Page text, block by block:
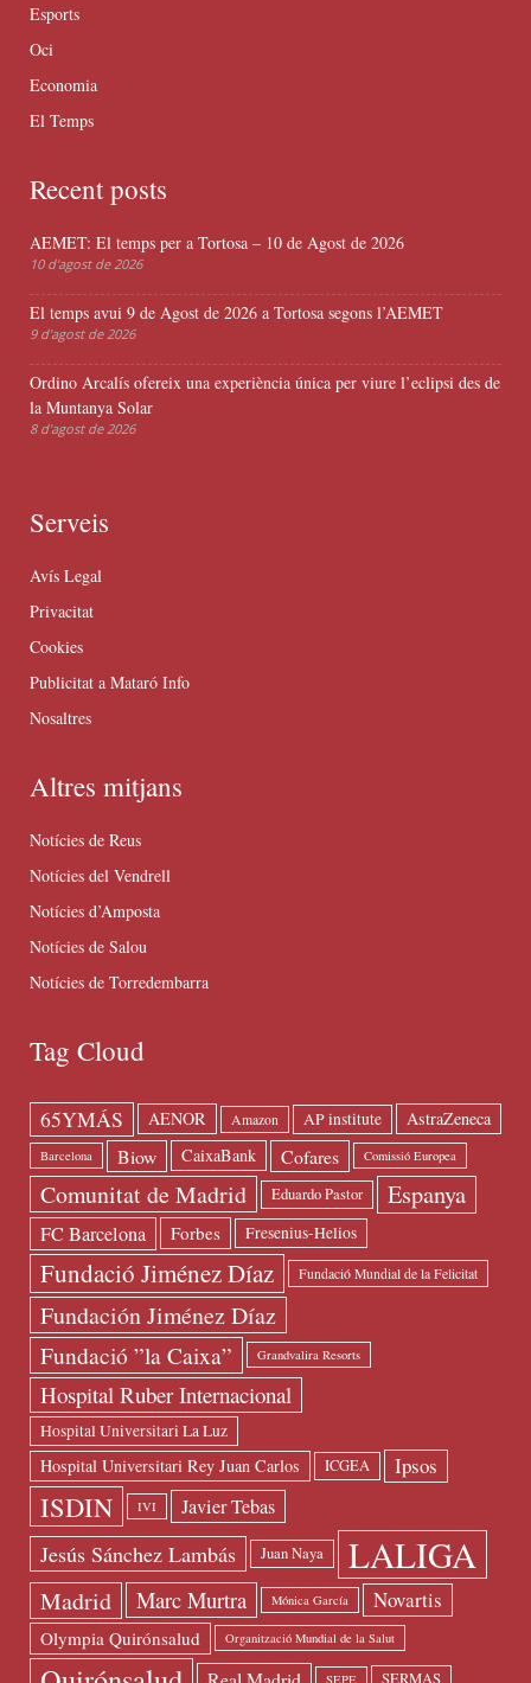
Esports
Oci
Economia
El Temps
Recent posts
AEMET: El temps per a Tortosa – 10 de Agost de 2026
10 d'agost de 2026
El temps avui 9 de Agost de 2026 a Tortosa segons l’AEMET
9 d'agost de 2026
Ordino Arcalís ofereix una experiència única per viure l’eclipsi des de
la Muntanya Solar
8 d'agost de 2026
Serveis
Avís Legal
Privacitat
Cookies
Publicitat a Mataró Info
Nosaltres
Altres mitjans
Notícies de Reus
Notícies del Vendrell
Notícies d’Amposta
Notícies de Salou
Notícies de Torredembarra
Tag Cloud
65YMÁS AENOR Amazon AP institute AstraZeneca
Barcelona Biow CaixaBank Cofares Comissió Europea
Comunitat de Madrid Eduardo Pastor Espanya
FC Barcelona Forbes Fresenius-Helios
Fundació Jiménez Díaz Fundació Mundial de la Felicitat
Fundación Jiménez Díaz
Fundació ”la Caixa” Grandvalira Resorts
Hospital Ruber Internacional
Hospital Universitari La Luz
Hospital Universitari Rey Juan Carlos ICGEA Ipsos
ISDIN IVI Javier Tebas
Jesús Sánchez Lambás Juan Naya LALIGA
Madrid Marc Murtra Mónica García Novartis
Olympia Quirónsalud Organització Mundial de la Salut
SEPE SERMAS